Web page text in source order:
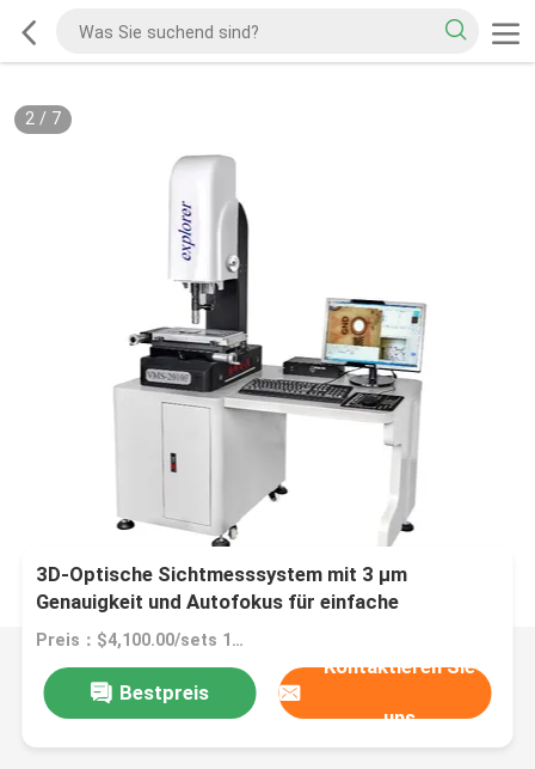
2/ 7
3D-Optische Sichtmesssystem mit 3 µm
Genauigkeit und Autofokus für einfache
Installation in der Elektronik
Preis：$4,100.00/sets 1-4 sets
Bestpreis
Kontaktieren Sie
uns